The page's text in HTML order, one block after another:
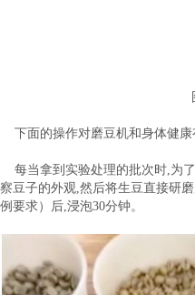
下面的操作对磨豆机和身体健康
每当拿到实验处理的批次时,为
察豆子的外观,然后将生豆直接研
例要求）后,浸泡30分钟。